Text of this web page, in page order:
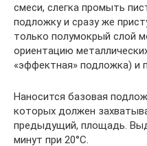
смеси, слегка промыть
подложку и сразу же
только полумокрый слой
ориентацию
«эффектная» подложка) и
Наносится базовая
которых должен
предыдущий, площадь.
минут при 20°С.